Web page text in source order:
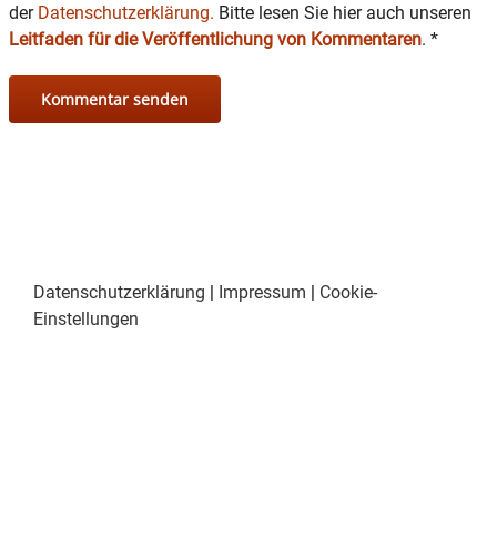
der Datenschutzerklärung. Bitte lesen Sie hier auch unseren
Leitfaden für die Veröffentlichung von Kommentaren. *
Datenschutzerklärung | Impressum | Cookie-
Einstellungen